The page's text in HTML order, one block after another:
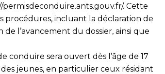
permisdeconduire.ants.gouv.fr/. Cette
procédures, incluant la déclaration de
l’avancement du dossier, ainsi que
conduire sera ouvert dès l’âge de 17
jeunes, en particulier ceux résidant